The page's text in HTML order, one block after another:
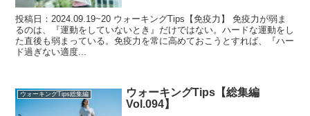
投稿日：2024.09.19~20 ウォーキングTips【免疫力】 免疫力が弱ま
るのは、『運動をしていないとき』だけではない。ハードな運動をし
た直後も弱まっている。免疫力を常に高めておこうとすれば、『ハー
ド過ぎない適度...
ウォーキングTips総集編
ウォーキングTips【総集編
Vol.094】